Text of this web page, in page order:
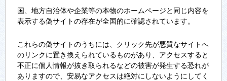
国、地方自治体や企業等の本物のホームページと同じ内容を
表示する偽サイトの存在が全国的に確認されています。
これらの偽サイトのうちには、クリック先が悪質なサイトへ
のリンクに置き換えられているものがあり、アクセスすると
不正に個人情報が抜き取られるなどの被害が発生する恐れが
ありますので、安易なアクセスは絶対にしないようにしてく